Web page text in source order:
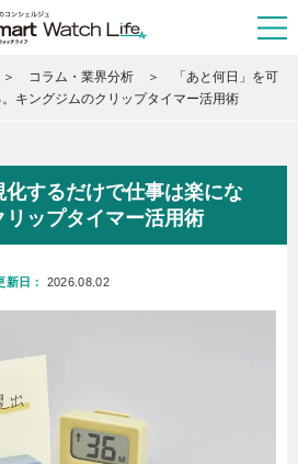
コラム・業界分析
「あと何日」を可
キングジムのクリップタイマー活用術
化するだけで仕事は楽にな
リップタイマー活用術
新日： 2026.08.02